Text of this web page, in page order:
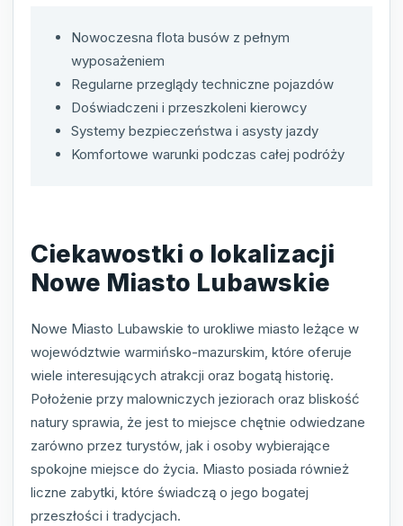
Nowoczesna flota busów z pełnym
wyposażeniem
Regularne przeglądy techniczne pojazdów
Doświadczeni i przeszkoleni kierowcy
Systemy bezpieczeństwa i asysty jazdy
Komfortowe warunki podczas całej podróży
Ciekawostki o lokalizacji
Nowe Miasto Lubawskie
Nowe Miasto Lubawskie to urokliwe miasto leżące w
województwie warmińsko-mazurskim, które oferuje
wiele interesujących atrakcji oraz bogatą historię.
Położenie przy malowniczych jeziorach oraz bliskość
natury sprawia, że jest to miejsce chętnie odwiedzane
zarówno przez turystów, jak i osoby wybierające
spokojne miejsce do życia. Miasto posiada również
liczne zabytki, które świadczą o jego bogatej
przeszłości i tradycjach.